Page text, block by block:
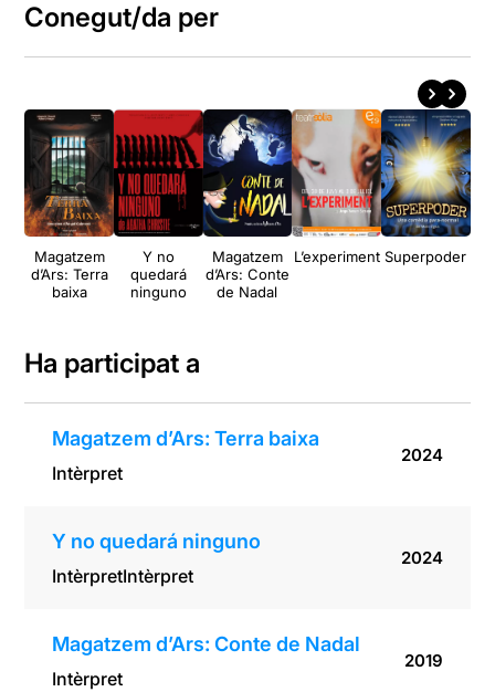
Conegut/da per
Magatzem
d’Ars: Terra
baixa
Y no
quedará
ninguno
Magatzem
d’Ars: Conte
de Nadal
L’experiment Superpoder
Ha participat a
Magatzem d’Ars: Terra baixa
Intèrpret
2024
Y no quedará ninguno
IntèrpretIntèrpret
2024
Magatzem d’Ars: Conte de Nadal
Intèrpret
2019